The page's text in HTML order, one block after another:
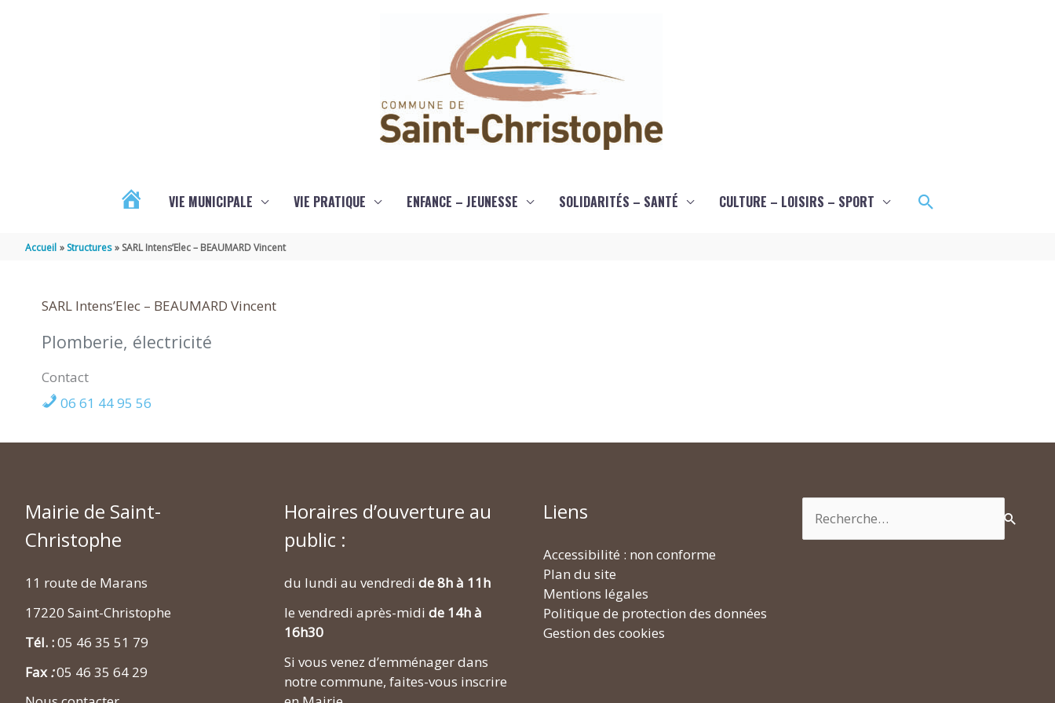
VIE MUNICIPALE VIE PRATIQUE ENFANCE – JEUNESSE SOLIDARITÉS – SANTÉ CULTURE – LOISIRS – SPORT Rechercher
Accueil Structures SARL Intens’Elec – BEAUMARD Vincent
SARL Intens’Elec – BEAUMARD Vincent
Plomberie, électricité
Contact
06 61 44 95 56
Mairie de Saint-
Christophe
11 route de Marans
17220 Saint-Christophe
Tél. :05 46 35 51 79
Fax :05 46 35 64 29
Horaires d’ouverture au
public :
du lundi au vendredi de 8h à 11h
le vendredi après-midi de 14h à
16h30
Si vous venez d’emménager dans
notre commune, faites-vous inscrire
Liens
Accessibilité : non conforme
Plan du site
Mentions légales
Politique de protection des données
Gestion des cookies